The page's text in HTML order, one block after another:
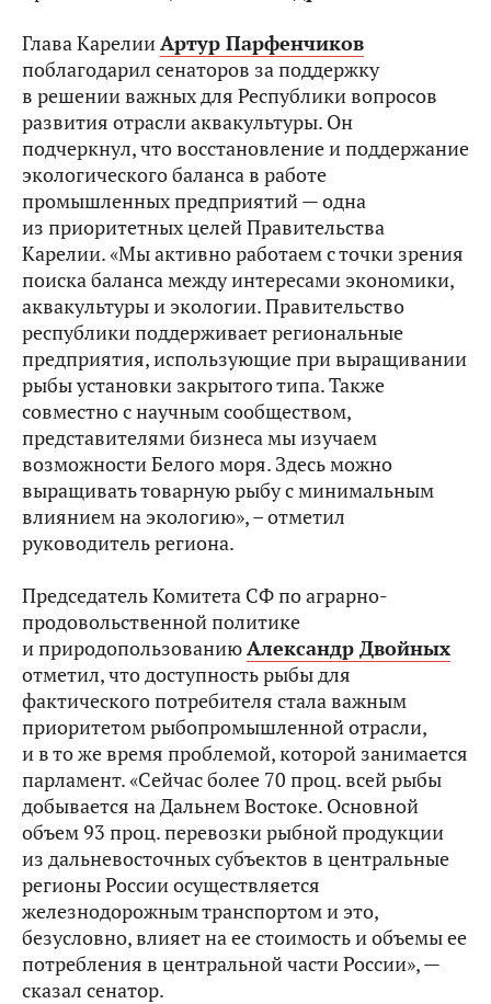
Глава КарелииАртур Парфенчиков
поблагодарил сенаторов за поддержку
в решении важных для Республики вопросов
развития отрасли аквакультуры. Он
подчеркнул, что восстановление и поддержание
экологического баланса в работе
промышленных предприятий — одна
из приоритетных целей Правительства
Карелии. «Мы активно работаем с точки зрения
поиска баланса между интересами экономики,
аквакультуры и экологии. Правительство
республики поддерживает региональные
предприятия, использующие при выращивании
рыбы установки закрытого типа. Также
совместно с научным сообществом,
представителями бизнеса мы изучаем
возможности Белого моря. Здесь можно
выращивать товарную рыбу с минимальным
влиянием на экологию», – отметил
руководитель региона.
Председатель Комитета СФ по аграрно-
продовольственной политике
и природопользованиюАлександр Двойных
отметил, что доступность рыбы для
фактического потребителя стала важным
приоритетом рыбопромышленной отрасли,
и в то же время проблемой, которой занимается
парламент. «Сейчас более 70 проц. всей рыбы
добывается на Дальнем Востоке. Основной
объем 93 проц. перевозки рыбной продукции
из дальневосточных субъектов в центральные
регионы России осуществляется
железнодорожным транспортом и это,
безусловно, влияет на ее стоимость и объемы ее
потребления в центральной части России», —
сказал сенатор.